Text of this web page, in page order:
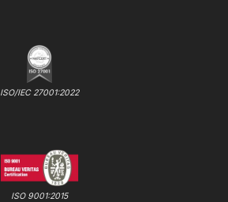
ISO/IEC 27001:2022
ISO 9001:2015